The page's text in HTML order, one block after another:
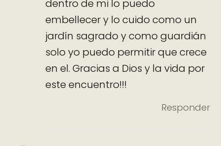
dentro de mi lo puedo
embellecer y lo cuido como un
jardín sagrado y como guardián
solo yo puedo permitir que crece
en el. Gracias a Dios y la vida por
este encuentro!!!
Responder